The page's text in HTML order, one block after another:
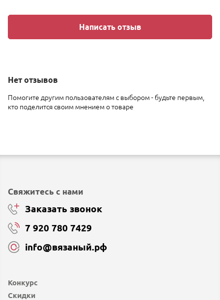
Нет отзывов
Помогите другим пользователям с выбором - будьте первым,
кто поделится своим мнением о товаре
Написать отзыв
Конкурс
Скидки
Свяжитесь с нами
Заказать звонок
7 920 780 7429
info@вязаный.рф